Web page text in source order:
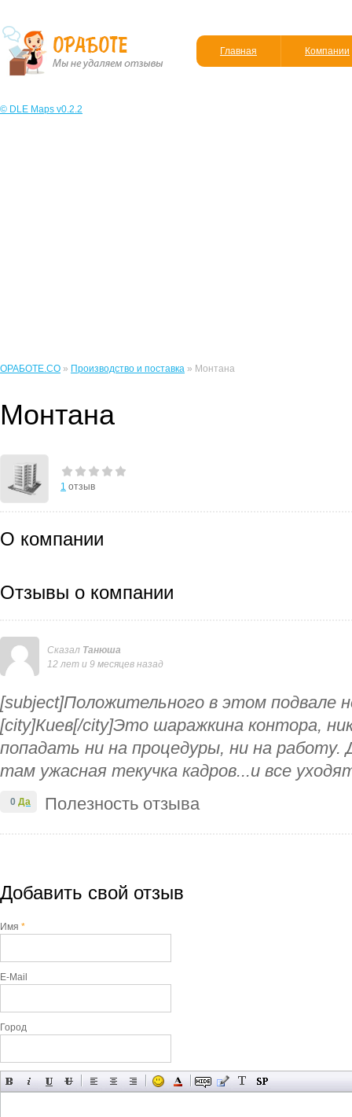
Главная Компании
© DLE Maps v0.2.2
ОРАБОТЕ.CO » Производство и поставка » Монтана
Монтана
1 отзыв
О компании
Отзывы о компании
Сказал Танюша
12 лет и 9 месяцев назад
[subject]Положительного в этом подвале
[city]Киев[/city]Это шаражкина контора,
попадать ни на процедуры, ни на
там ужасная текучка кадров...и все
Полезность отзыва
0 Да
Добавить свой отзыв
Имя *
E-Mail
Город